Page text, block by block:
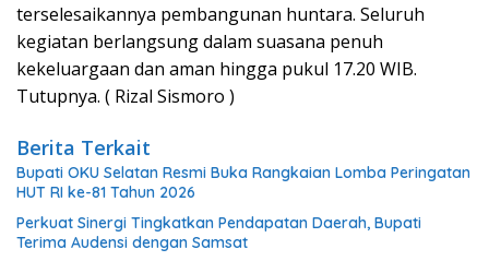
terselesaikannya pembangunan huntara. Seluruh
kegiatan berlangsung dalam suasana penuh
kekeluargaan dan aman hingga pukul 17.20 WIB.
Tutupnya. ( Rizal Sismoro )
Berita Terkait
Bupati OKU Selatan Resmi Buka Rangkaian Lomba Peringatan
HUT RI ke-81 Tahun 2026
Perkuat Sinergi Tingkatkan Pendapatan Daerah, Bupati
Terima Audensi dengan Samsat